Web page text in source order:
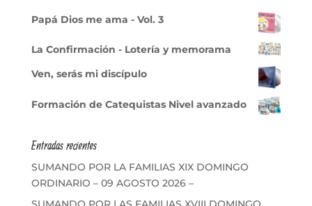
Papá Dios me ama - Vol. 3
La Confirmación - Lotería y memorama
Ven, serás mi discípulo
Formación de Catequistas Nivel avanzado
Entradas recientes
SUMANDO POR LA FAMILIAS XIX DOMINGO
ORDINARIO – 09 AGOSTO 2026 –